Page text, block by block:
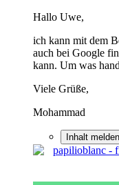
Hallo Uwe,
ich kann mit dem
auch bei Google
kann. Um was
Viele Grüße,
Mohammad
Inhalt melden